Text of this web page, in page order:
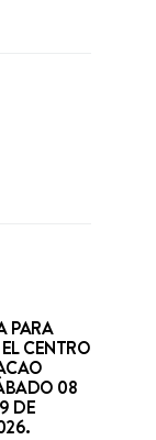
PARA
CENTRO
08
DE